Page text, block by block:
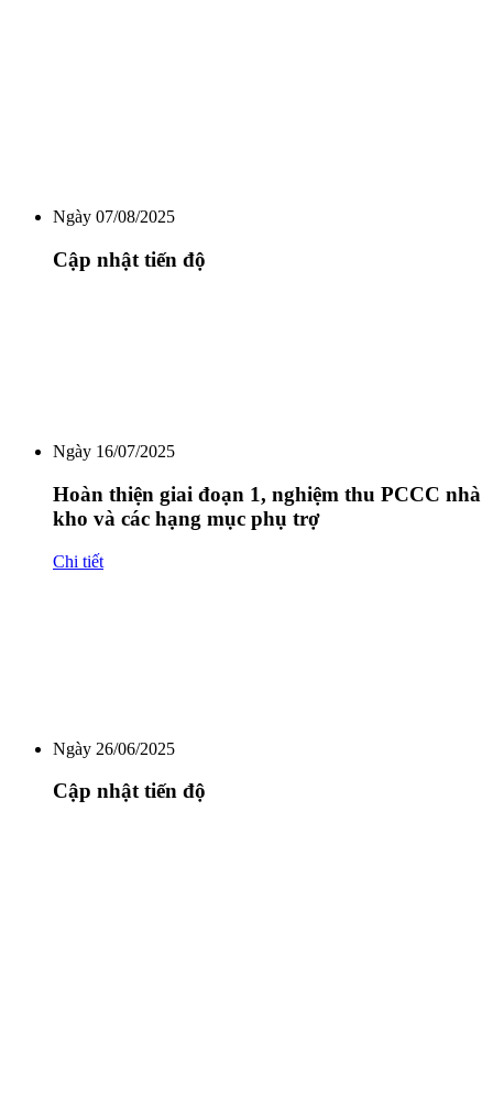
Ngày 07/08/2025
Cập nhật tiến độ
Ngày 16/07/2025
Hoàn thiện giai đoạn 1, nghiệm thu PCCC nhà
kho và các hạng mục phụ trợ
Chi tiết
Ngày 26/06/2025
Cập nhật tiến độ